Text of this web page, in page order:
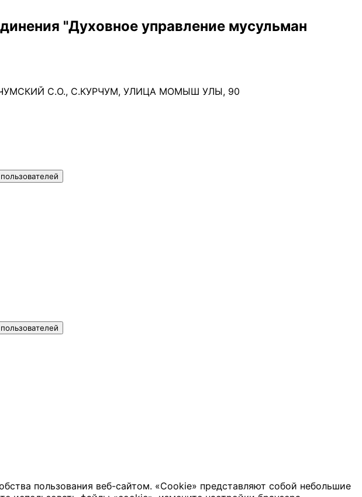
"Духовное управление мусульман
С.О., С.КУРЧУМ, УЛИЦА МОМЫШ УЛЫ, 90
пользования веб-сайтом. «Cookie» представляют собой небольшие